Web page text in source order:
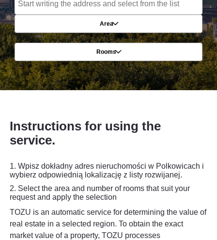
Area
Rooms
Instructions for using the
service.
1. Wpisz dokładny adres nieruchomości w Polkowicach i
wybierz odpowiednią lokalizację z listy rozwijanej.
2. Select the area and number of rooms that suit your
request and apply the selection
TOZU is an automatic service for determining the value of
real estate in a selected region. To obtain the exact
market value of a property, TOZU processes